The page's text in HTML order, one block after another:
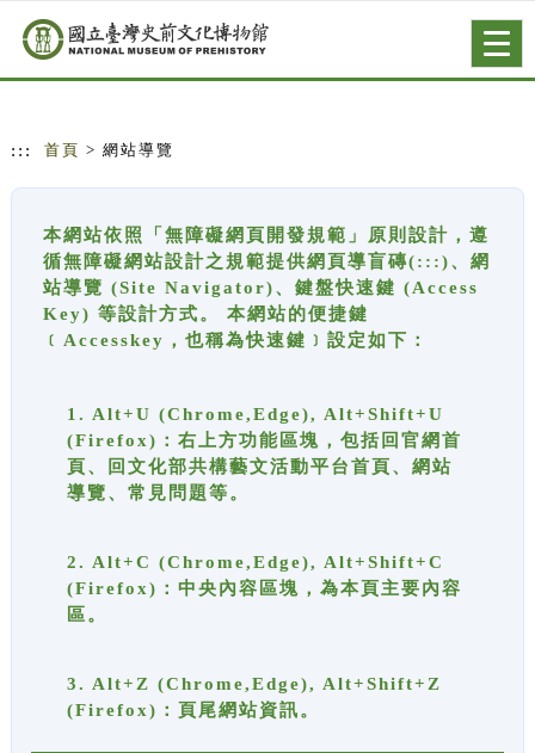
跳到主要內容
網站導覽
::: 首頁 > 網站導覽
本網站依照「無障礙網頁開發規範」原則設計，遵
循無障礙網站設計之規範提供網頁導盲磚(:::)、網
站導覽 (Site Navigator)、鍵盤快速鍵 (Access
Key) 等設計方式。 本網站的便捷鍵
﹝Accesskey，也稱為快速鍵﹞設定如下：
1. Alt+U (Chrome,Edge), Alt+Shift+U
(Firefox)：右上方功能區塊，包括回官網首
頁、回文化部共構藝文活動平台首頁、網站
導覽、常見問題等。
2. Alt+C (Chrome,Edge), Alt+Shift+C
(Firefox)：中央內容區塊，為本頁主要內容
區。
3. Alt+Z (Chrome,Edge), Alt+Shift+Z
(Firefox)：頁尾網站資訊。